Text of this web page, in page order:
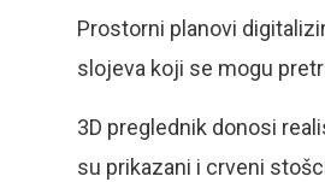
Prostorni planovi
slojeva koji se mogu
3D preglednik donosi
su prikazani i crveni